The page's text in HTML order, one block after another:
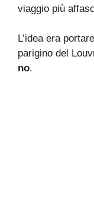
viaggio più
L’idea era
parigino del
no.